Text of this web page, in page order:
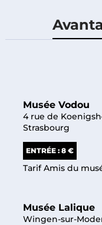
Musée Vodou
4 rue de
Strasbourg
ENTRÉE : 8 €
Tarif Amis du
Musée Lalique
Wingen-sur-